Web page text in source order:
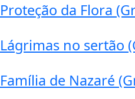
Proteção da Flora
Lágrimas no sertão
Família de Nazaré